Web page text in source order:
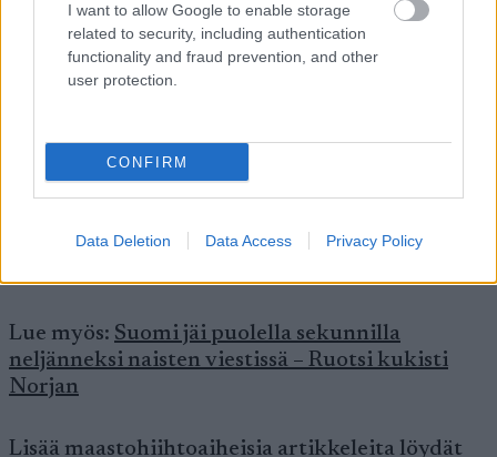
I want to allow Google to enable storage
related to security, including authentication
functionality and fraud prevention, and other
user protection.
CONFIRM
Data Deletion Data Access Privacy Policy
Sveitsi 1 2
Suomi
Yhdys
1 1
Lue myös: Suomi jäi puolella sekunnilla
neljänneksi naisten viestissä – Ruotsi kukisti
Norjan
Lisää maastohiihtoaiheisia artikkeleita löydät